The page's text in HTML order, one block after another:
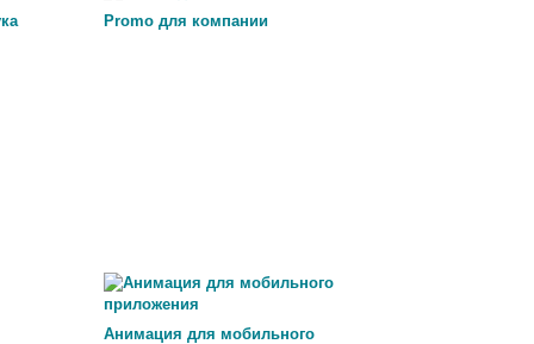
Promo для компании
Анимация для мобильного